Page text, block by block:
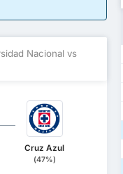
Nacional vs
Cruz Azul
(47%)